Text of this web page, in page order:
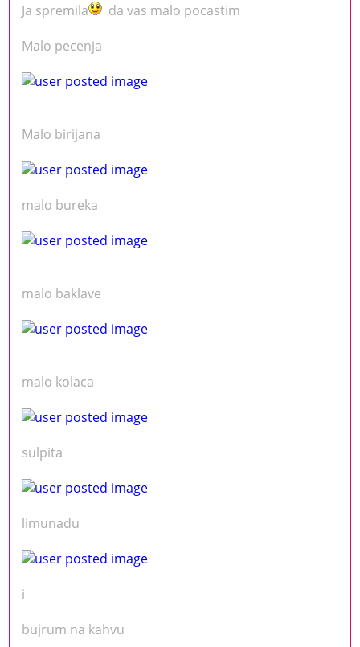
Ja spremila
da vas malo pocastim
Malo pecenja
Malo birijana
malo bureka
malo baklave
malo kolaca
sulpita
limunadu
i
bujrum na kahvu